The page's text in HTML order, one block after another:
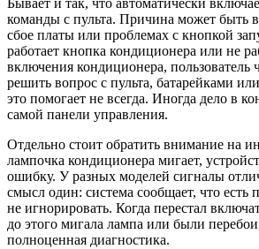
Бывает и так, что автоматически
команды с пульта. Причина может быть
сбое платы или проблемах с кнопкой
работает кнопка кондиционера или не
включения кондиционера, пользователь
решить вопрос с пульта, батарейками
это помогает не всегда. Иногда дело в
самой панели управления.
Отдельно стоит обратить внимание на
лампочка кондиционера мигает,
ошибку. У разных моделей сигналы
смысл один: система сообщает, что есть
не игнорировать. Когда перестал
до этого мигала лампа или были
полноценная диагностика.